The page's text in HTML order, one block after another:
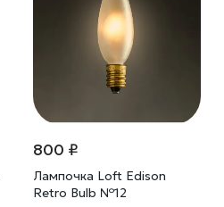
800 ₽
Лампочка Loft Edison
Retro Bulb №12